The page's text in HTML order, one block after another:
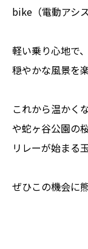
bike（電動アシ
軽い乗り心地で
穏やかな風景を
これから温かく
や蛇ヶ谷公園の
リレーが始まる
ぜひこの機会に